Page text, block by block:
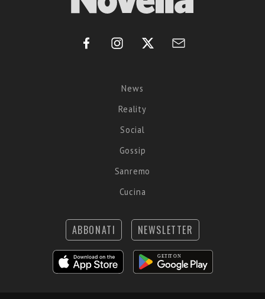
News
Reality
Social
Gossip
Sanremo
Cucina
ABBONATI NEWSLETTER